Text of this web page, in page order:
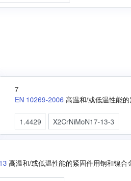
7
EN 10269-2006 高温和/或低温性能
1.4429 X2CrNiMoN17-13-3
高温和/或低温性能的紧固件用钢和镍合